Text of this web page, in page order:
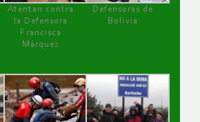
Atentan contra
la Defensora
Francisca
Márquez
Defensoras de
Bolivia